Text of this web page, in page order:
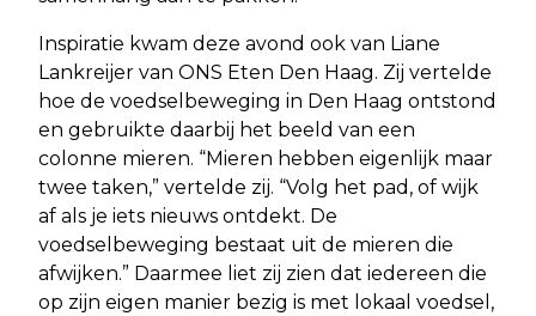
Inspiratie kwam deze avond ook van Liane
Lankreijer van ONS Eten Den Haag. Zij vertelde
hoe de voedselbeweging in Den Haag ontstond
en gebruikte daarbij het beeld van een
colonne mieren. “Mieren hebben eigenlijk maar
twee taken,” vertelde zij. “Volg het pad, of wijk
af als je iets nieuws ontdekt. De
voedselbeweging bestaat uit de mieren die
afwijken.” Daarmee liet zij zien dat iedereen die
op zijn eigen manier bezig is met lokaal voedsel,